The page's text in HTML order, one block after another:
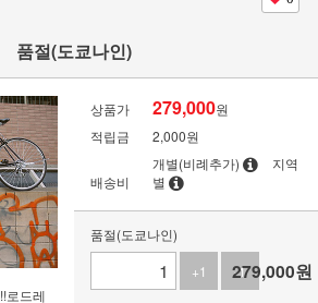
품절(도쿄나인)
로드레
상품가 279,000원
적립금
2,000원
배송비
개별(비례추가)
지역
별
품절(도쿄나인)
+1
-1
279,000원